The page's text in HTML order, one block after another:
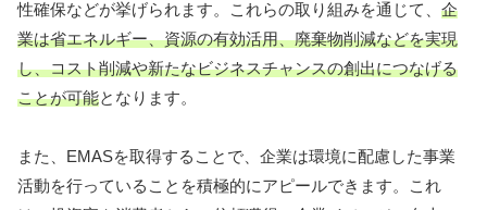
性確保などが挙げられます。これらの取り組みを通じて、 企
業は省エネルギー、資源の有効活用、廃棄物削減などを実現
し、コスト削減や新たなビジネスチャンスの創出につなげる
ことが可能となります。
また、EMASを取得することで、企業は環境に配慮した事業
活動を行っていることを積極的にアピールできます。これ